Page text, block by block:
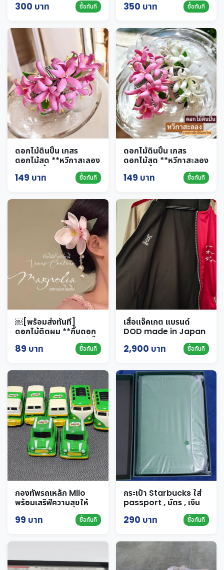
300 บาท ซื้อทันที 350 บาท ซื้อทันที
ดอกไม้ดินปั้น เกสร
ดอกไม้สด **หวีกาสะลอง
สีชมพู 1ชิ้น** ดอกไม้ติด
ผม นางรำ ติดผมเจ้าสาว
149 บาท ซื้อทันที
ดอกไม้ดินปั้น เกสร
ดอกไม้สด **หวีกาสะลอง
สีขาว 1ชิ้น** ดอกไม้ติด
ผม นางรำ ติดผมเจ้าสาว
149 บาท ซื้อทันที
￼[พร้อมส่งทันที]
ดอกไม้ติดผม **กิ๊บดอก
แมกโนเลีย** งานใหม่ กิ๊บ
ติดผมน่ารัก ชุดไทยเด็ก
89 บาท ซื้อทันที
เสื้อแจ๊คเกต แบรนด์
DOD made in Japan
แท้ size M สีแดง
2,900 บาท ซื้อทันที
กองทัพรถเหล็ก Milo
พร้อมเสริฟ์ความสุขให้
น้องๆกันแบบจุใจ ยกกอง
7 คัน
99 บาท ซื้อทันที
กระเป๋า Starbucks ใส่
passport , บัตร , เงิน
ของใหม่ พร้อมกล่อง
290 บาท ซื้อทันที